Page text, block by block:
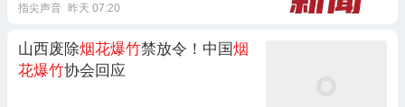
指尖声音 昨天 07:20
山西废除烟花爆竹禁放令！中国烟
花爆竹协会回应